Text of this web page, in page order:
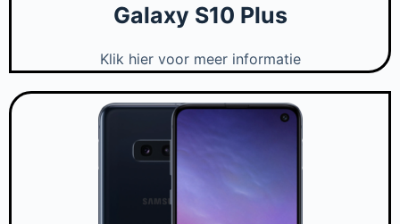
Galaxy S10 Plus
Klik hier voor meer informatie